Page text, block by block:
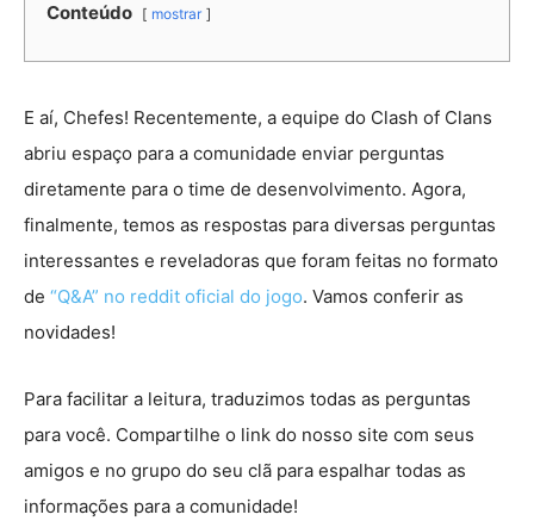
Conteúdo mostrar
E aí, Chefes! Recentemente, a equipe do Clash of Clans
abriu espaço para a comunidade enviar perguntas
diretamente para o time de desenvolvimento. Agora,
finalmente, temos as respostas para diversas perguntas
interessantes e reveladoras que foram feitas no formato
de “Q&A” no reddit oficial do jogo. Vamos conferir as
novidades!
Para facilitar a leitura, traduzimos todas as perguntas
para você. Compartilhe o link do nosso site com seus
amigos e no grupo do seu clã para espalhar todas as
informações para a comunidade!